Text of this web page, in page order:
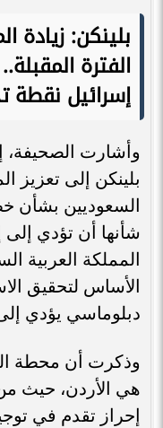
بلينكن: زيادة
الفترة
إسرائيل نقطة
وأشارت الصحيفة،
بلينكن إلى تعزيز
السعوديين بشأن
شأنها أن تؤدي إلى
المملكة العربية
الأساس لتحقيق
دبلوماسي يؤدي
وذكرت أن محطة
هي الأردن، حيث
إحراز تقدم في